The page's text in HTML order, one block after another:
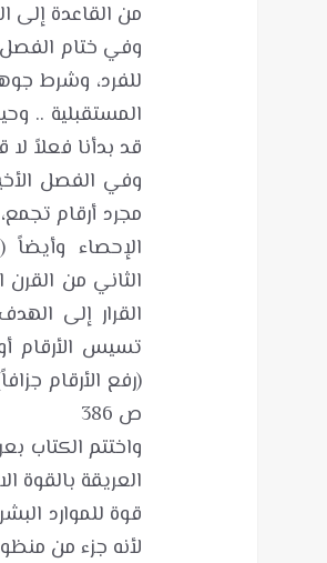
وفي ختام
للفرد، وشرط
المستقبلية ..
وفي الفصل
مجرد أرقام
الإحصاء
الثاني من القرن
القرار إلى
تسيس الأرقام
(رفع الأرقام
واختتم الكتاب
العريقة بالقوة
قوة للموارد